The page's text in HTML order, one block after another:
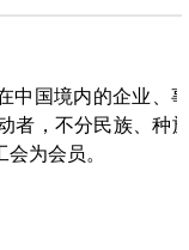
中国境内的企业、
者，不分民族、种
为会员。